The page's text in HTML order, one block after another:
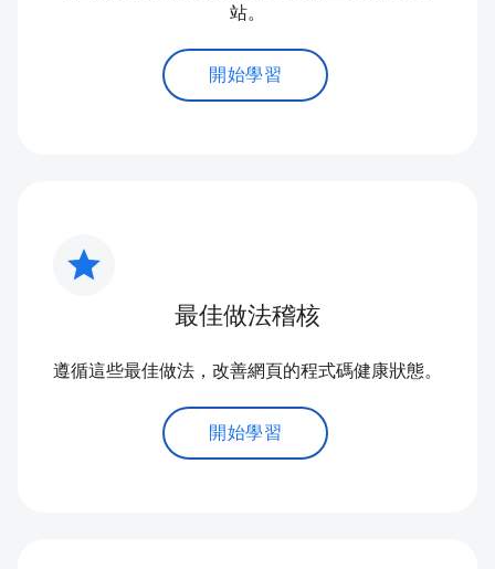
站。
開始學習
star
最佳做法稽核
遵循這些最佳做法，改善網頁的程式碼健康狀態。
開始學習